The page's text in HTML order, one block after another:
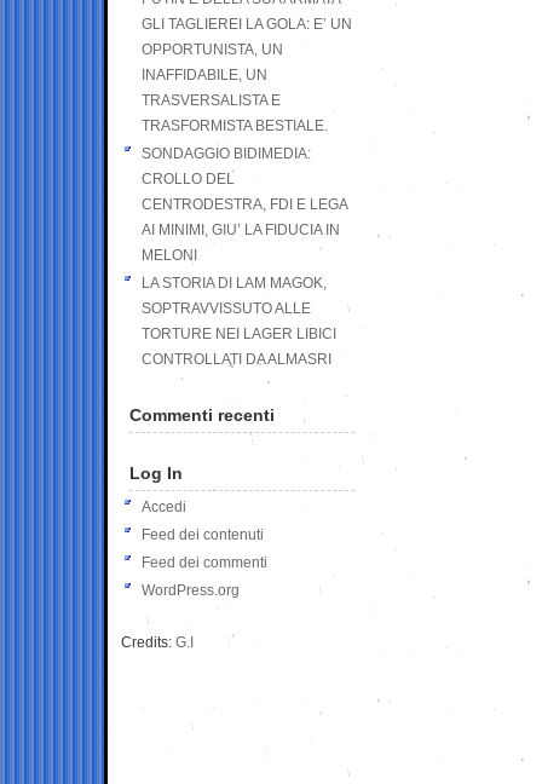
GLI TAGLIEREI LA GOLA: E’ UN
OPPORTUNISTA, UN
INAFFIDABILE, UN
TRASVERSALISTA E
TRASFORMISTA BESTIALE.
SONDAGGIO BIDIMEDIA:
CROLLO DEL
CENTRODESTRA, FDI E LEGA
AI MINIMI, GIU’ LA FIDUCIA IN
MELONI
LA STORIA DI LAM MAGOK,
SOPTRAVVISSUTO ALLE
TORTURE NEI LAGER LIBICI
CONTROLLATI DA ALMASRI
Commenti recenti
Log In
Accedi
Feed dei contenuti
Feed dei commenti
WordPress.org
Credits: G.I